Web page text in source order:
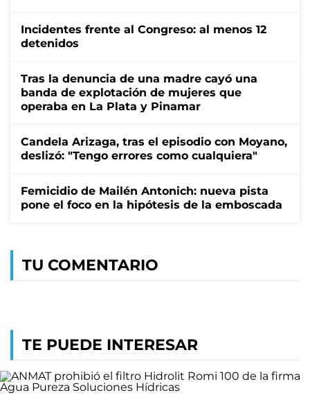
Incidentes frente al Congreso: al menos 12
detenidos
Tras la denuncia de una madre cayó una
banda de explotación de mujeres que
operaba en La Plata y Pinamar
Candela Arizaga, tras el episodio con Moyano,
deslizó: "Tengo errores como cualquiera"
Femicidio de Mailén Antonich: nueva pista
pone el foco en la hipótesis de la emboscada
TU COMENTARIO
TE PUEDE INTERESAR